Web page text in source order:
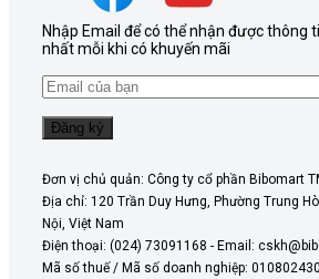
Nhập Email để có thể nhận được thông
nhất mỗi khi có khuyến mãi
Đơn vị chủ quản: Công ty cổ phần Bibomart
Địa chỉ: 120 Trần Duy Hưng, Phường Trung
Nội, Việt Nam
Điện thoại: (024) 73091168 - Email:
Mã số thuế / Mã số doanh nghiệp: